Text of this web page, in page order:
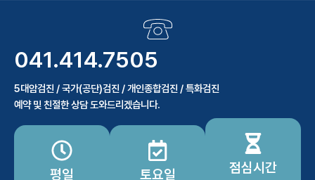
041.414.7505
5대암검진 / 국가(공단)검진 / 개인종합검진 / 특화검진
예약 및 친절한 상담 도와드리겠습니다.
평일 토요일 점심시간